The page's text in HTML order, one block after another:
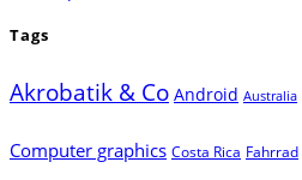
Tags
Akrobatik & Co Android Australia
Computer graphics Costa Rica Fahrrad